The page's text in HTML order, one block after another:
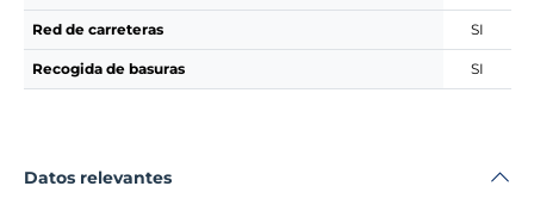
Red de carreteras SI
Recogida de basuras SI
Datos relevantes